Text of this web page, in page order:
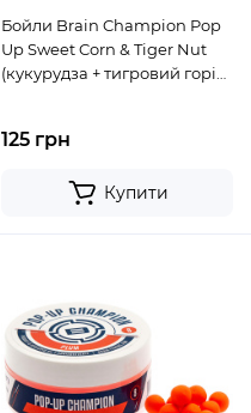
Бойли Brain Champion Pop
Up Sweet Corn & Tiger Nut
(кукурудза + тигровий горіх)
125 грн
Купити